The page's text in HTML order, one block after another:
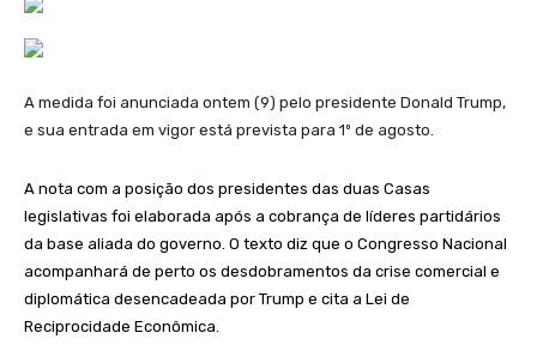
A medida foi anunciada ontem (9) pelo presidente Donald Trump,
e sua entrada em vigor está prevista para 1º de agosto.
A nota com a posição dos presidentes das duas Casas
legislativas foi elaborada após a cobrança de líderes partidários
da base aliada do governo. O texto diz que o Congresso Nacional
acompanhará de perto os desdobramentos da crise comercial e
diplomática desencadeada por Trump e cita a Lei de
Reciprocidade Econômica.